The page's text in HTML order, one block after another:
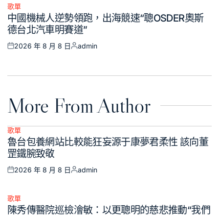
Posted
in
歌單
中國機械人逆勢領跑，出海競速“聰OSDER奧斯
德台北汽車明賽道”
Posted
2026 年 8 月 8 日
Posted
admin
More From Author
Posted
in
歌單
魯台包養網站比較能狂妄源于康夢君柔性 該向董
罡鐵腕致敬
Posted
2026 年 8 月 8 日
Posted
admin
Posted
in
歌單
陳秀傳醫院巡檢澮敏：以更聰明的慈悲推動“我們